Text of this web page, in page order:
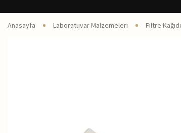
Anasayfa Laboratuvar Malzemeleri Filtre Kağıdı